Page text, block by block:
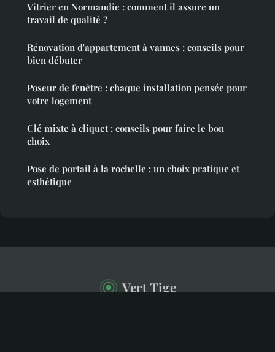
Vitrier en Normandie : comment il assure un
travail de qualité ?
Rénovation d'appartement à vannes : conseils pour
bien débuter
Poseur de fenêtre : chaque installation pensée pour
votre logement
Clé mixte à cliquet : conseils pour faire le bon
choix
Pose de portail à la rochelle : un choix pratique et
esthétique
Vert Tige